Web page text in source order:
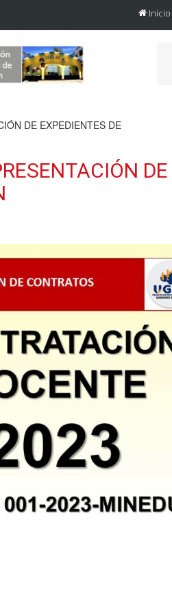
Inicio
DE EXPEDIENTES DE
DE